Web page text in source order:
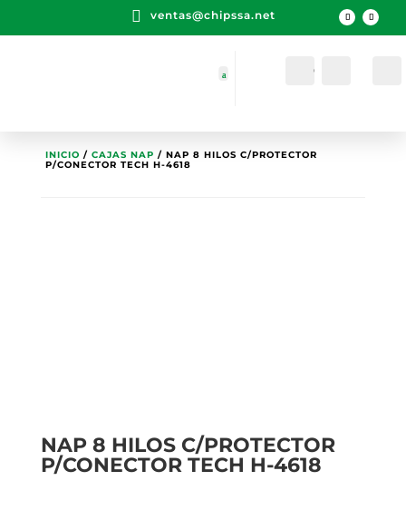
 ventas@chipssa.net
Cuenta
INICIO / CAJAS NAP / NAP 8 HILOS C/PROTECTOR
P/CONECTOR TECH H-4618
NAP 8 HILOS C/PROTECTOR
P/CONECTOR TECH H-4618